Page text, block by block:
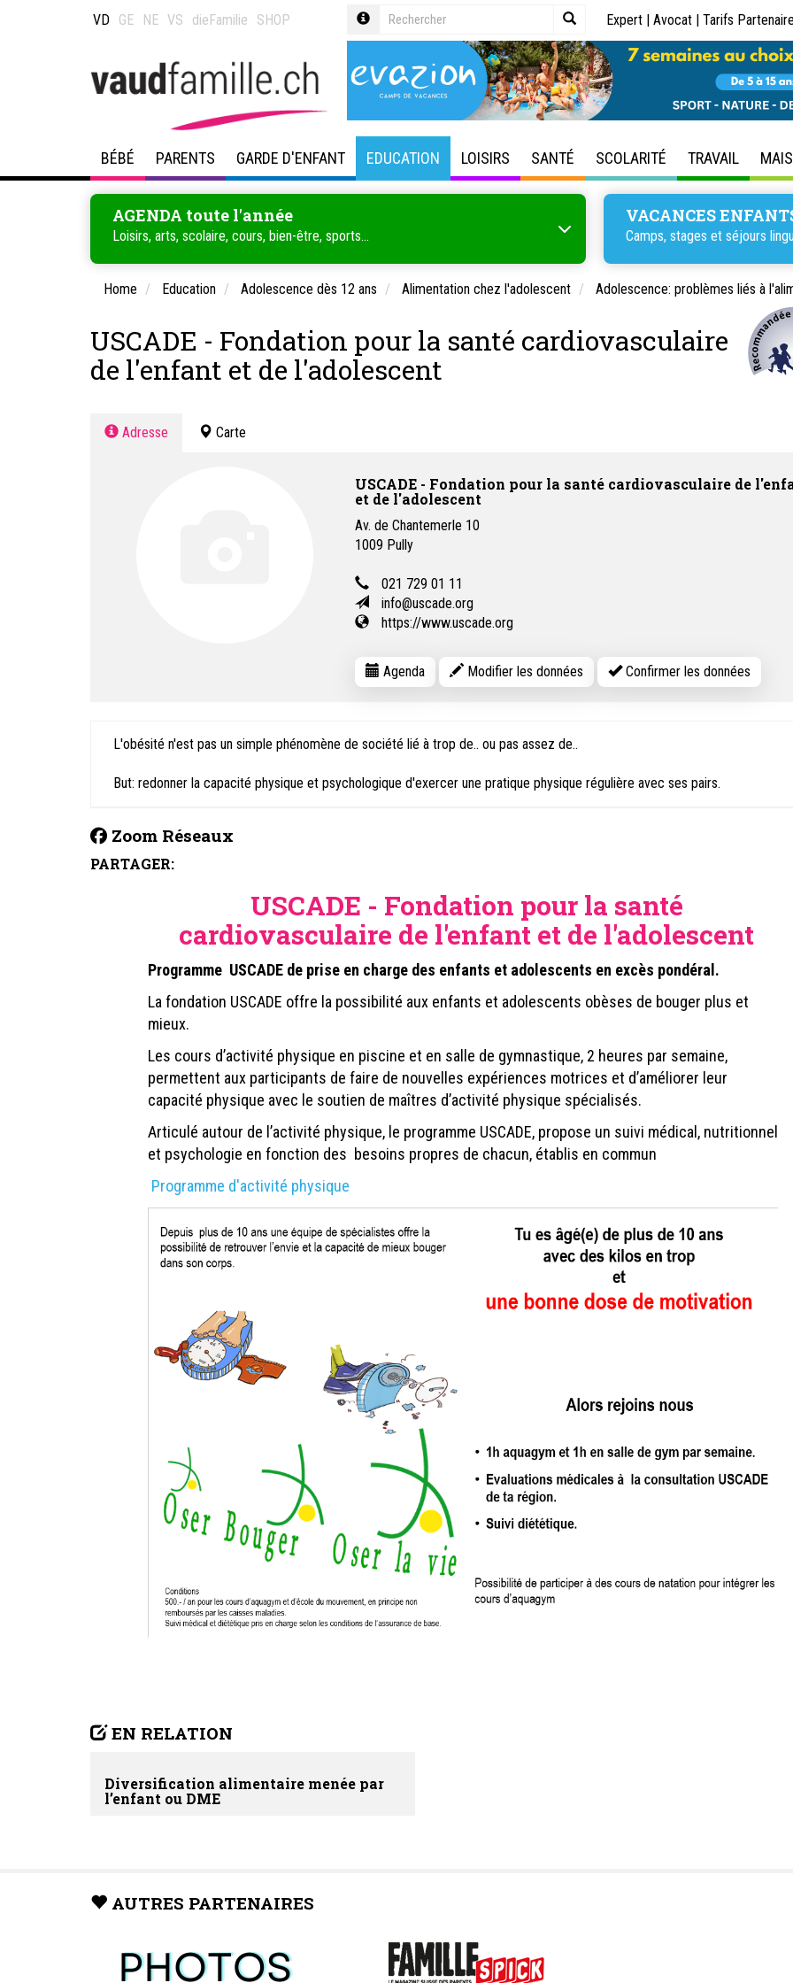
VD GE NE VS dieFamilie SHOP Expert | Avocat | Tarifs
BÉBÉ PARENTS GARDE D'ENFANT EDUCATION LOISIRS SANTÉ SCOLARITÉ TRAVAIL
AGENDA toute l'année
Loisirs, arts, scolaire, cours, bien-être, sports...
VACANCES
Camps, stages et séjours
Home Education Adolescence dès 12 ans Alimentation chez l'adolescent Adolescence: problèmes liés à
USCADE - Fondation pour la santé cardiovasculaire
de l'enfant et de l'adolescent
Adresse Carte
USCADE - Fondation pour la santé cardiovasculaire de
et de l'adolescent
Av. de Chantemerle 10
1009 Pully
021 729 01 11
info@uscade.org
https://www.uscade.org
Agenda Modifier les données Confirmer les données
L'obésité n'est pas un simple phénomène de société lié à trop de.. ou pas assez de..
But: redonner la capacité physique et psychologique d'exercer une pratique physique régulière avec ses pairs.
Zoom Réseaux
PARTAGER:
USCADE - Fondation pour la santé
cardiovasculaire de l'enfant et de l'adolescent
Programme USCADE de prise en charge des enfants et adolescents en excès pondéral.
La fondation USCADE offre la possibilité aux enfants et adolescents obèses de bouger plus et
mieux.
Les cours d’activité physique en piscine et en salle de gymnastique, 2 heures par semaine,
permettent aux participants de faire de nouvelles expériences motrices et d’améliorer leur
capacité physique avec le soutien de maîtres d’activité physique spécialisés.
Articulé autour de l’activité physique, le programme USCADE, propose un suivi médical, nutritionnel
et psychologie en fonction des besoins propres de chacun, établis en commun
Programme d'activité physique
EN RELATION
Diversification alimentaire menée par
l’enfant ou DME
AUTRES PARTENAIRES